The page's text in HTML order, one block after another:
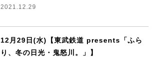
2021.12.29
12月29日(水)【東武鉄道 presents「ふら
り、冬の日光・鬼怒川。」】